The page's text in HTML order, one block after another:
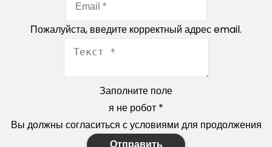
Пожалуйста, введите корректный адрес email.
Заполните поле
я не робот *
Вы должны согласиться с условиями для продолжения
Отправить